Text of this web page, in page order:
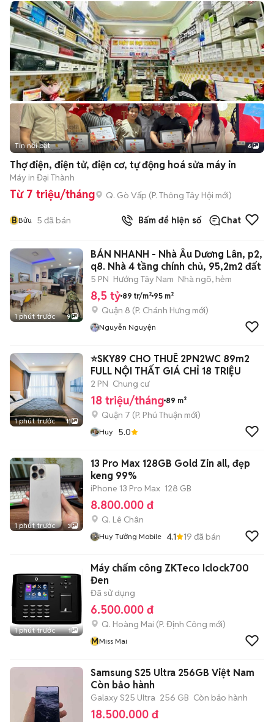
+2
Tin nổi bật 6
Thợ điện, điện tử, điện cơ, tự động hoá sửa máy in
Máy in Đại Thành
Từ 7 triệu/tháng Q. Gò Vấp (P. Thông Tây Hội mới)
BBửu 5 đã bán Bấm để hiện số Chat
1 phút trước 9
BÁN NHANH - Nhà Âu Dương Lân, p2,
q8. Nhà 4 tầng chính chủ, 95,2m2 đất
5 PN Hướng Tây Nam Nhà ngõ, hẻm
8,5 tỷ 89 tr/m² 95 m²
Quận 8 (P. Chánh Hưng mới)
Nguyễn Nguyện
1 phút trước 11
⭐SKY89 CHO THUÊ 2PN2WC 89m2
FULL NỘI THẤT GIÁ CHỈ 18 TRIỆU
2 PN Chung cư
18 triệu/tháng 89 m²
Quận 7 (P. Phú Thuận mới)
Huy 5.0
1 phút trước 3
13 Pro Max 128GB Gold Zin all, đẹp
keng 99%
iPhone 13 Pro Max 128 GB
8.800.000 đ
Q. Lê Chân
Huy Tưởng Mobile 4.1 19 đã bán
1 phút trước 1
Máy chấm công ZKTeco Iclock700
Đen
Đã sử dụng
6.500.000 đ
Q. Hoàng Mai (P. Định Công mới)
MMiss Mai
Samsung S25 Ultra 256GB Việt Nam
Còn bảo hành
Galaxy S25 Ultra 256 GB Còn bảo hành
18.500.000 đ